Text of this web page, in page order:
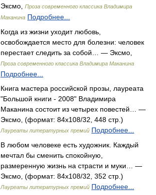
Эксмо,
Проза современного классика Владимира
Маканина Подробнее...
Когда из жизни уходит любовь,
освобождается место для болезни: человек
перестает следить за собой… — Эксмо,
Проза современного классика Владимира Маканина
Подробнее...
Книга мастера российской прозы, лауреата
"Большой книги - 2008" Владимира
Маканина состоит из четырех повестей… —
Эксмо, (формат: 84x108/32, 448 стр.)
Лауреаты литературных премий Подробнее...
В любом человеке есть художник. Каждый
мечтал бы сменить спокойную,
размеренную жизнь на страсти и муки… —
Эксмо, (формат: 84x108/32, 352 стр.)
Лауреаты литературных премий Подробнее...